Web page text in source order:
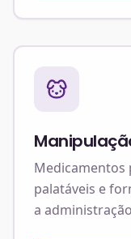
Medicamentos
palatáveis e
a